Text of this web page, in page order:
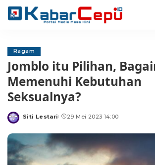
Ragam
Jomblo itu Pilihan,
Memenuhi Kebutuhan
Seksualnya?
Posted
Siti Lestari 29 Mei 2023 14:00